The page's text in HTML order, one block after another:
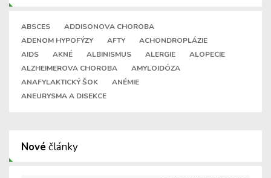
ABSCES
ADDISONOVA CHOROBA
ADENOM HYPOFÝZY
AFTY
ACHONDROPLÁZIE
AIDS
AKNÉ ALBINISMUS ALERGIE
ALOPECIE
ALZHEIMEROVA CHOROBA
AMYLOIDÓZA
ANAFYLAKTICKÝ ŠOK
ANÉMIE
ANEURYSMA A DISEKCE
Nové články